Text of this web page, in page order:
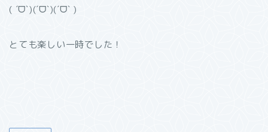
( ˊᗜˋ)(ˊᗜˋ)(ˊᗜˋ )
とても楽しい一時でした！